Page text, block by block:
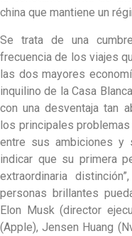
china que mantiene un
Se trata de una
frecuencia de los viajes
las dos mayores
inquilino de la Casa
con una desventaja tan
los principales
entre sus ambiciones y
indicar que su primera
extraordinaria
personas brillantes
Elon Musk (director
(Apple), Jensen Huang